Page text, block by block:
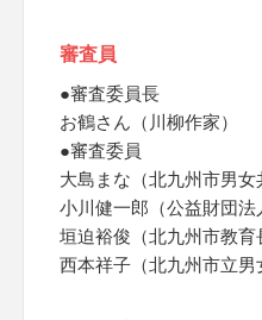
審査員
●審査委員長
お鶴さん（川柳作家）
●審査委員
大島まな（北九州市男女
小川健一郎（公益財団法
垣迫裕俊（北九州市教育
西本祥子（北九州市立男